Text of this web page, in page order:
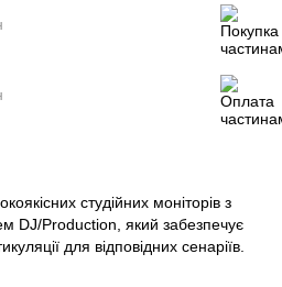
студійних моніторів з
DJ/Production, який забезпечує
для відповідних сенаріїв.